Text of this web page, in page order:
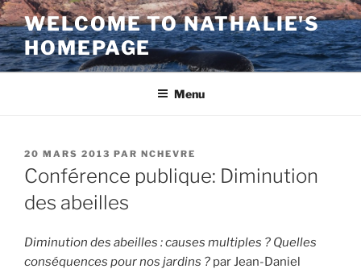
Aller
au
contenu
principal
WELCOME TO NATHALIE'S
HOMEPAGE
Menu
PUBLIÉ
LE
20 MARS 2013 PAR NCHEVRE
Conférence publique: Diminution
des abeilles
Diminution des abeilles : causes multiples ? Quelles
conséquences pour nos jardins ? par Jean-Daniel